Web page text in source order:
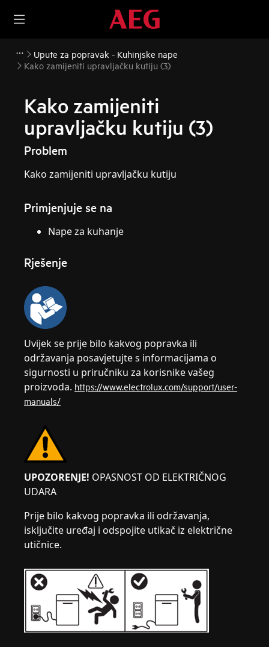
Upute za popravak - Kuhinjske nape
Kako zamijeniti upravljačku kutiju (3)
Kako zamijeniti
upravljačku kutiju (3)
Problem
Kako zamijeniti upravljačku kutiju
Primjenjuje se na
Nape za kuhanje
Rješenje
Uvijek se prije bilo kakvog popravka ili
održavanja posavjetujte s informacijama o
sigurnosti u priručniku za korisnike vašeg
proizvoda. https://www.electrolux.com/support/user-
manuals/
UPOZORENJE! OPASNOST OD ELEKTRIČNOG
UDARA
Prije bilo kakvog popravka ili održavanja,
isključite uređaj i odspojite utikač iz električne
utičnice.